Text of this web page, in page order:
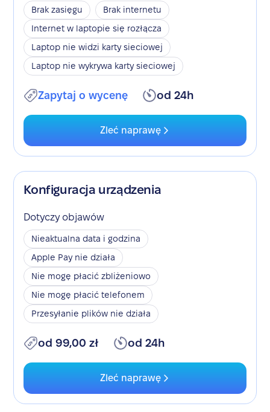
Brak zasięgu
Brak internetu
Internet w laptopie się rozłącza
Laptop nie widzi karty sieciowej
Laptop nie wykrywa karty sieciowej
Zapytaj o wycenę od 24h
Zleć naprawę
Konfiguracja urządzenia
Dotyczy objawów
Nieaktualna data i godzina
Apple Pay nie działa
Nie mogę płacić zbliżeniowo
Nie mogę płacić telefonem
Przesyłanie plików nie działa
od 99,00 zł od 24h
Zleć naprawę